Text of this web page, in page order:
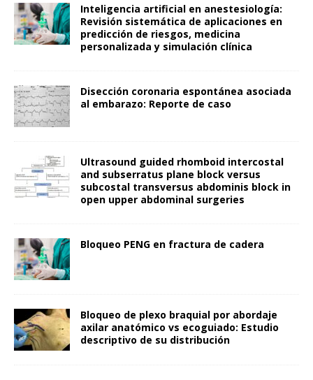
Inteligencia artificial en anestesiología:
Revisión sistemática de aplicaciones en
predicción de riesgos, medicina
personalizada y simulación clínica
Disección coronaria espontánea asociada
al embarazo: Reporte de caso
Ultrasound guided rhomboid intercostal
and subserratus plane block versus
subcostal transversus abdominis block in
open upper abdominal surgeries
Bloqueo PENG en fractura de cadera
Bloqueo de plexo braquial por abordaje
axilar anatómico vs ecoguiado: Estudio
descriptivo de su distribución